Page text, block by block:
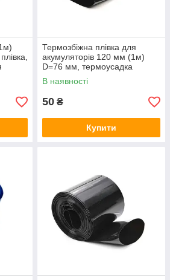
Термозбіжна плівка для
акумуляторів 120 мм (1м)
D=76 мм, термоусадка
В наявності
50 ₴
Купити